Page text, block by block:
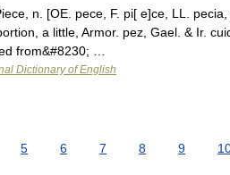
n. [OE. pece, F. pi[ e]ce, LL.
a little, Armor. pez, Gael. & Ir.
from&#8230; …
Dictionary of English
5 6 7 8 9